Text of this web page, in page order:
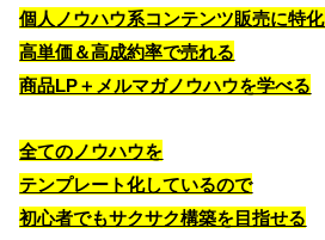
個人ノウハウ系コンテンツ販売に特
高単価＆高成約率で売れる
商品LP＋メルマガノウハウを学べる
全てのノウハウを
テンプレート化しているので
初心者でもサクサク構築を目指せる